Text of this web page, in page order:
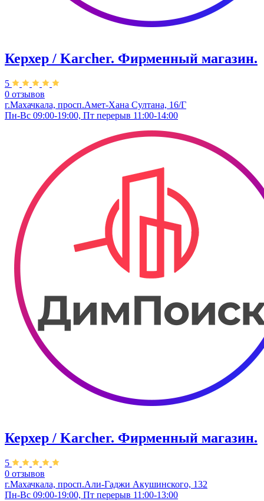
Керхер / Karcher. Фирменный магазин.
5
0 отзывов
г.Махачкала, просп.Амет-Хана Султана, 16/Г
Пн-Вс 09:00-19:00, Пт перерыв 11:00-14:00
Керхер / Karcher. Фирменный магазин.
5
0 отзывов
г.Махачкала, просп.Али-Гаджи Акушинского, 132
Пн-Вс 09:00-19:00, Пт перерыв 11:00-13:00